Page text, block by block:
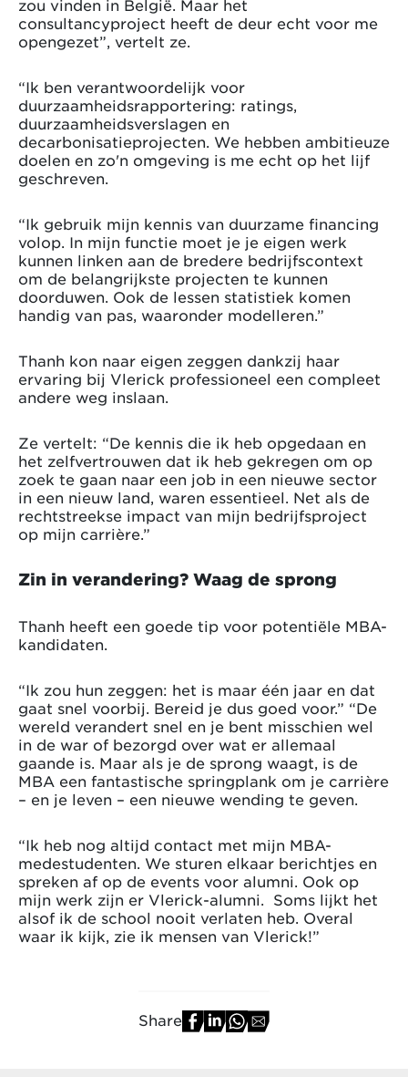
zou vinden in België. Maar het
consultancyproject heeft de deur echt voor me
opengezet”, vertelt ze.
“Ik ben verantwoordelijk voor
duurzaamheidsrapportering: ratings,
duurzaamheidsverslagen en
decarbonisatieprojecten. We hebben ambitieuze
doelen en zo'n omgeving is me echt op het lijf
geschreven.
“Ik gebruik mijn kennis van duurzame financing
volop. In mijn functie moet je je eigen werk
kunnen linken aan de bredere bedrijfscontext
om de belangrijkste projecten te kunnen
doorduwen. Ook de lessen statistiek komen
handig van pas, waaronder modelleren.”
Thanh kon naar eigen zeggen dankzij haar
ervaring bij Vlerick professioneel een compleet
andere weg inslaan.
Ze vertelt: “De kennis die ik heb opgedaan en
het zelfvertrouwen dat ik heb gekregen om op
zoek te gaan naar een job in een nieuwe sector
in een nieuw land, waren essentieel. Net als de
rechtstreekse impact van mijn bedrijfsproject
op mijn carrière.”
Zin in verandering? Waag de sprong
Thanh heeft een goede tip voor potentiële MBA-
kandidaten.
“Ik zou hun zeggen: het is maar één jaar en dat
gaat snel voorbij. Bereid je dus goed voor.” “De
wereld verandert snel en je bent misschien wel
in de war of bezorgd over wat er allemaal
gaande is. Maar als je de sprong waagt, is de
MBA een fantastische springplank om je carrière
– en je leven – een nieuwe wending te geven.
“Ik heb nog altijd contact met mijn MBA-
medestudenten. We sturen elkaar berichtjes en
spreken af op de events voor alumni. Ook op
mijn werk zijn er Vlerick-alumni. Soms lijkt het
alsof ik de school nooit verlaten heb. Overal
waar ik kijk, zie ik mensen van Vlerick!”
Share